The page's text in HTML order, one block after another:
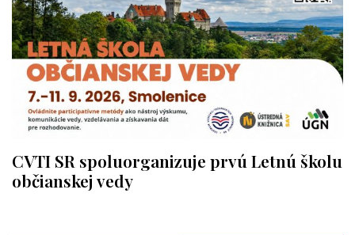
CVTI SR spoluorganizuje prvú Letnú školu
občianskej vedy